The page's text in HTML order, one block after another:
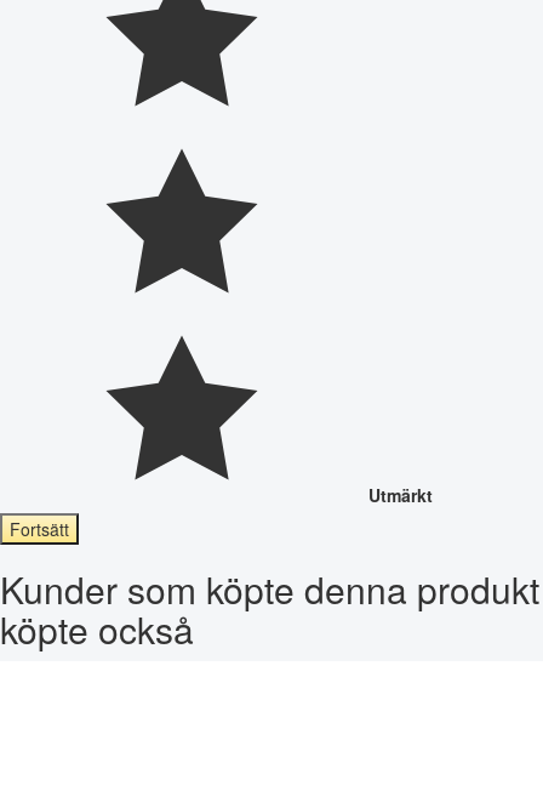
Utmärkt
Fortsätt
Kunder som köpte denna produkt
köpte också